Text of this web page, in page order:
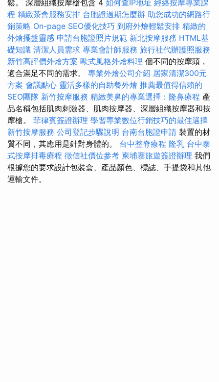
鬆。 深層組織按摩槍包含 4 如何查IP地址 經絡按摩專業課
程 精緻茶會服務安排 台胞證過期怎麼辦 助您成功的網路行
銷策略 On-page SEO優化技巧 到府外燴輕鬆安排 精緻的
外燴擺盤靈感 申請台胞證照片規範 新北按摩服務 HTML基
礎知識 清潔人員需求 專業會計師服務 旅行社代辦護照服務
新竹高評價外燴方案 歐式風格外燴料理 個不同的按摩頭，
適合滿足不同的需求。 專業外燴公司介紹 居家清潔300元
方案 會議點心 靈活多樣的自助餐外燴 推薦最值得信賴的
SEO團隊 新竹按摩服務 精緻美鼻的專業選擇：隆鼻療程 產
品名稱包括肌肉刺激器、肌肉按摩器、深層組織按摩器和按
摩槍。 菲律賓簽證辦理 學習專業數位行銷技巧的最佳選擇
新竹按摩服務 公司登記步驟說明 台南台胞證申請 裝置的材
質不同，其應用是針對身體的。 台中整脊療程 隆乳 台中泰
式按摩排毒療程 徵信社價位參考 柬埔寨旅遊簽證辦理 我們
根據您的要求設計包裝盒、產品顏色、標誌、手提袋和其他
運輸文件。